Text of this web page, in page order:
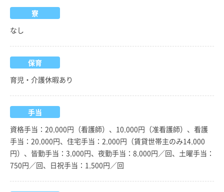
寮
なし
保育
育児・介護休暇あり
手当
資格手当：20,000円（看護師）、10,000円（准看護師）、看護
手当：20,000円、住宅手当：2,000円（賃貸世帯主のみ14,000
円）、皆勤手当：3,000円、夜勤手当：8,000円／回、土曜手当：
750円／回、日祝手当：1,500円／回